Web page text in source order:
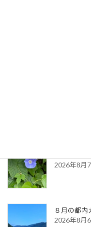
2026年8月
８月の都内
2026年8月